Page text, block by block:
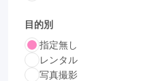
目的別
指定無し
レンタル
写真撮影